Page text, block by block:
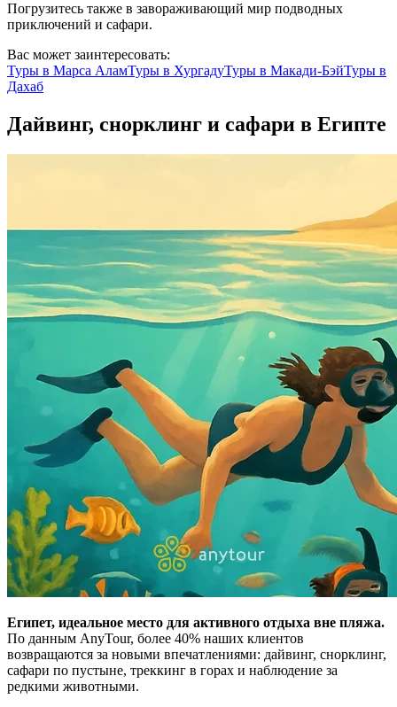
Погрузитесь также в завораживающий мир подводных
приключений и сафари.
Вас может заинтересовать:
Туры в Марса АламТуры в ХургадуТуры в Макади-БэйТуры в
Дахаб
Дайвинг, снорклинг и сафари в Египте
Египет, идеальное место для активного отдыха вне пляжа.
По данным AnyTour, более 40% наших клиентов
возвращаются за новыми впечатлениями: дайвинг, снорклинг,
сафари по пустыне, треккинг в горах и наблюдение за
редкими животными.